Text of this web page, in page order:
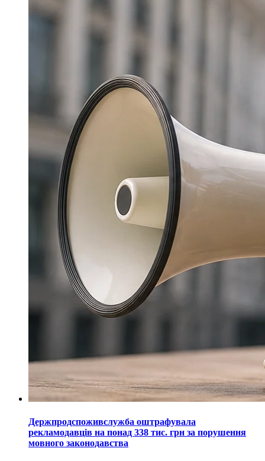
Держпродспоживслужба оштрафувала
рекламодавців на понад 338 тис. грн за порушення
мовного законодавства